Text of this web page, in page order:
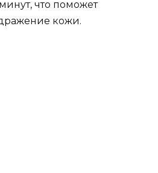
что поможет
кожи.